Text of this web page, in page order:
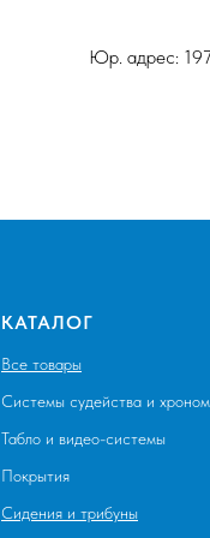
Юр. адрес:
КАТАЛОГ
Все товары
Системы судейства и
Табло и видео-системы
Покрытия
Сидения и трибуны